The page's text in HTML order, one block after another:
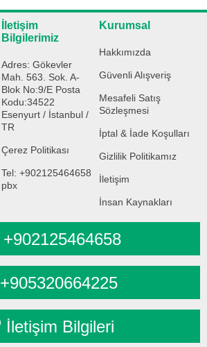
İletişim
Bilgilerimiz
Adres: Gökevler
Mah. 563. Sok. A-
Blok No:9/E Posta
Kodu:34522
Esenyurt / İstanbul /
TR
Çerez Politikası
Tel: +902125464658
pbx
Kurumsal
Hakkımızda
Güvenli Alışveriş
Mesafeli Satış
Sözleşmesi
İptal & İade Koşulları
Gizlilik Politikamız
İletişim
İnsan Kaynakları
+902125464658
+905320664225
İletişim Bilgileri